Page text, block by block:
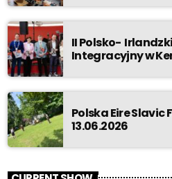
II Polsko-
Integracyjny w
Polska Eire Slavic
13.06.2026